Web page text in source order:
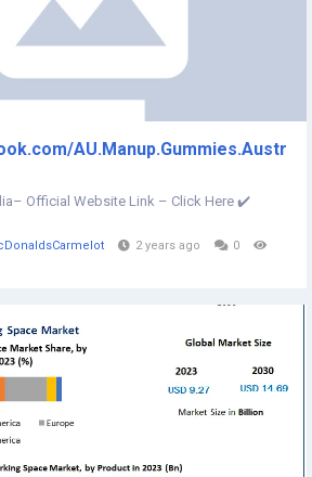
AU.Manup.Gummies.Austr
Official Website Link – Click Here ✔️
2 years ago
0